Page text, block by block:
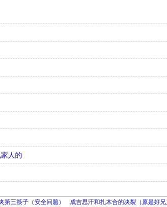
人的
第三筷子（安全问题） 成吉思汗和扎木合的决裂（原是好兄